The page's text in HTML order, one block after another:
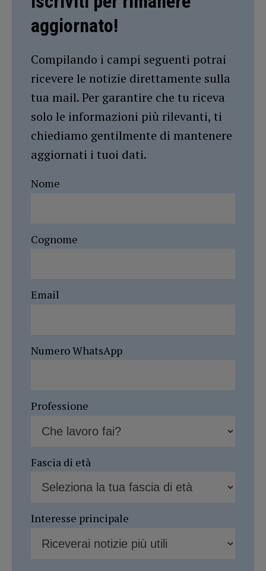
aggiornato!
Compilando i campi seguenti potrai
ricevere le notizie direttamente sulla
tua mail. Per garantire che tu riceva
solo le informazioni più rilevanti, ti
chiediamo gentilmente di mantenere
aggiornati i tuoi dati.
Nome
Cognome
Email
Numero WhatsApp
Professione
Fascia di età
Interesse principale